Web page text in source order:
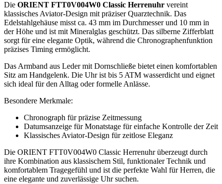
Die ORIENT FTT0V004W0 Classic Herrenuhr vereint
klassisches Aviator-Design mit präziser Quarztechnik. Das
Edelstahlgehäuse misst ca. 43 mm im Durchmesser und 10 mm in
der Höhe und ist mit Mineralglas geschützt. Das silberne Zifferblatt
sorgt für eine elegante Optik, während die Chronographenfunktion
präzises Timing ermöglicht.
Das Armband aus Leder mit Dornschließe bietet einen komfortablen
Sitz am Handgelenk. Die Uhr ist bis 5 ATM wasserdicht und eignet
sich ideal für den Alltag oder formelle Anlässe.
Besondere Merkmale:
Chronograph für präzise Zeitmessung
Datumsanzeige für Monatstage für einfache Kontrolle der Zeit
Klassisches Aviator-Design für zeitlose Eleganz
Die ORIENT FTT0V004W0 Classic Herrenuhr überzeugt durch
ihre Kombination aus klassischem Stil, funktionaler Technik und
komfortablem Tragegefühl und ist die perfekte Wahl für Herren, die
eine elegante und zuverlässige Uhr suchen.